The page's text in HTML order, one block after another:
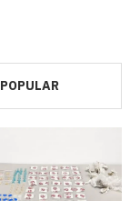
POPULAR